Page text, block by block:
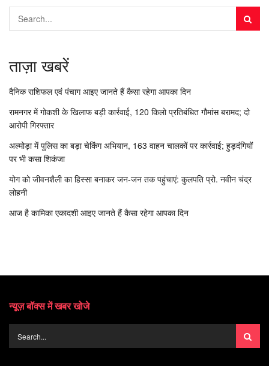
ताज़ा खबरें
दैनिक राशिफल एवं पंचाग आइए जानते हैं कैसा रहेगा आपका दिन
रामनगर में गोकशी के खिलाफ बड़ी कार्रवाई, 120 किलो प्रतिबंधित गौमांस बरामद; दो
आरोपी गिरफ्तार
अल्मोड़ा में पुलिस का बड़ा चेकिंग अभियान, 163 वाहन चालकों पर कार्रवाई; हुड़दंगियों
पर भी कसा शिकंजा
योग को जीवनशैली का हिस्सा बनाकर जन-जन तक पहुंचाएं: कुलपति प्रो. नवीन चंद्र
लोहनी
आज है कामिका एकादशी आइए जानते हैं कैसा रहेगा आपका दिन
न्यूज़ बॉक्स में खबर खोजे